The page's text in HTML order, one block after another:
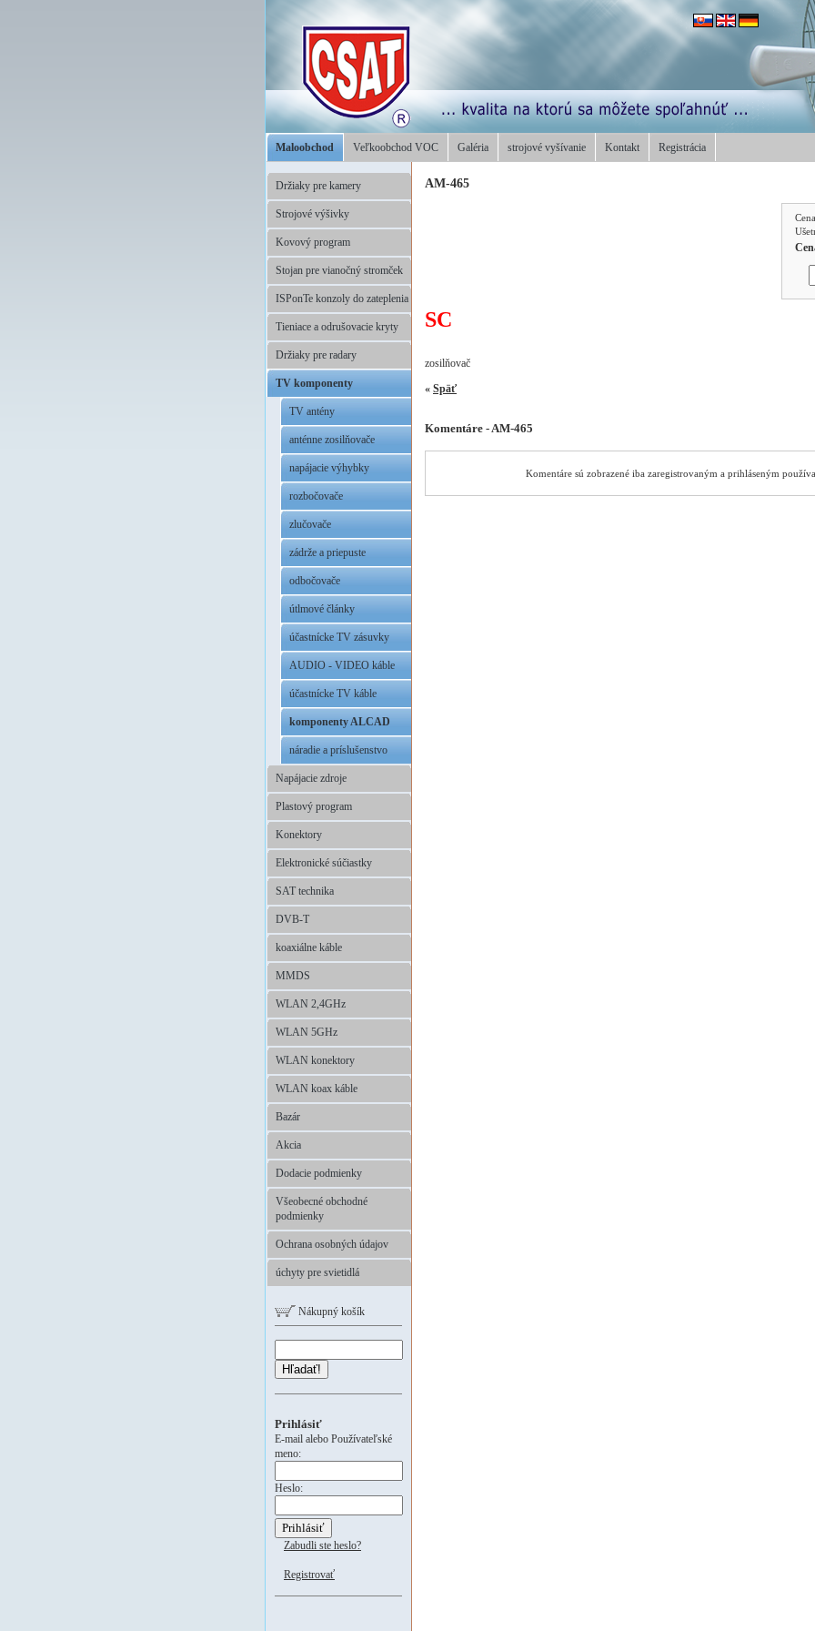
Maloobchod Veľkoobchod VOC Galéria strojové vyšívanie Kontakt Registrácia
Držiaky pre kamery
Strojové výšivky
Kovový program
Stojan pre vianočný stromček
ISPonTe konzoly do zateplenia
Tieniace a odrušovacie kryty
Držiaky pre radary
TV komponenty
TV antény
anténne zosilňovače
napájacie výhybky
rozbočovače
zlučovače
zádrže a priepuste
odbočovače
útlmové články
účastnícke TV zásuvky
AUDIO - VIDEO káble
účastnícke TV káble
komponenty ALCAD
náradie a príslušenstvo
Napájacie zdroje
Plastový program
Konektory
Elektronické súčiastky
SAT technika
DVB-T
koaxiálne káble
MMDS
WLAN 2,4GHz
WLAN 5GHz
WLAN konektory
WLAN koax káble
Bazár
Akcia
Dodacie podmienky
Všeobecné obchodné
podmienky
Ochrana osobných údajov
úchyty pre svietidlá
Nákupný košík
Hľadať!
Prihlásiť
E-mail alebo Používateľské
meno:
Heslo:
Zabudli ste heslo?
Registrovať
AM-465
SC
zosilňovač
« Späť
Komentáre - AM-465
Komentáre sú zobrazené iba zaregistrovaným a prihláseným